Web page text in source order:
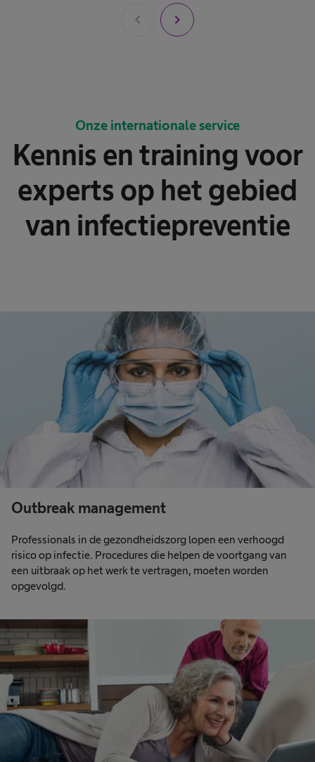
chevron_left chevron_right
Onze internationale service
Kennis en training voor
experts op het gebied
van infectiepreventie
Outbreak management
Professionals in de gezondheidszorg lopen een verhoogd
risico op infectie. Procedures die helpen de voortgang van
een uitbraak op het werk te vertragen, moeten worden
opgevolgd.